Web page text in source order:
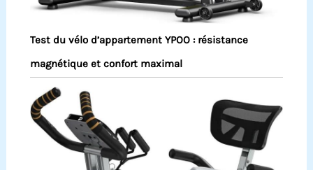
Test du vélo d’appartement YPOO : résistance
magnétique et confort maximal